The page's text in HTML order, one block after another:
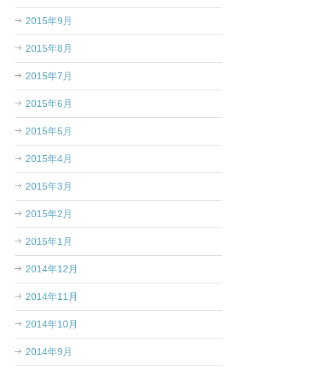
2015年9月
2015年8月
2015年7月
2015年6月
2015年5月
2015年4月
2015年3月
2015年2月
2015年1月
2014年12月
2014年11月
2014年10月
2014年9月